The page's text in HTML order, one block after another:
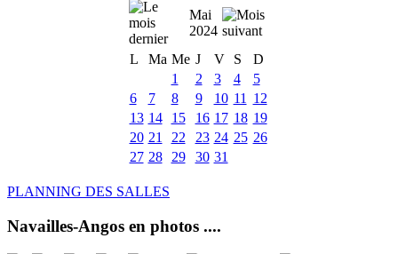
Mai
2024
L
Ma Me J V S
D
1
2 3 4
5
6
7 8 9 10 11
12
13 14 15 16 17 18 19
20 21 22 23 24 25 26
27 28 29 30 31
PLANNING DES SALLES
Navailles-Angos en photos ....